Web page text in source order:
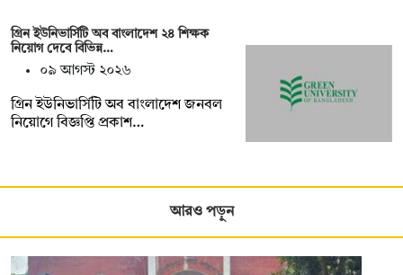
গ্রিন ইউনিভার্সিটি অব বাংলাদেশ ২৪ শিক্ষক
নিয়োগ দেবে বিভিন্ন…
০৯ আগস্ট ২০২৬
গ্রিন ইউনিভার্সিটি অব বাংলাদেশ জনবল
নিয়োগে বিজ্ঞপ্তি প্রকাশ…
আরও পড়ুন